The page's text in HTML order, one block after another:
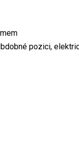
pozici,